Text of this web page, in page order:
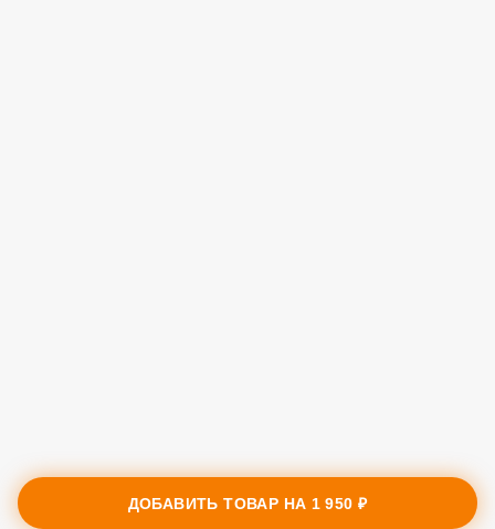
ДОБАВИТЬ ТОВАР НА 1 950 ₽